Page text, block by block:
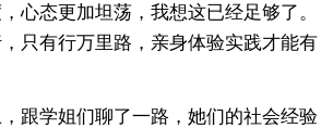
心态更加坦荡，我想这已经足够了。
只有行万里路，亲身体验实践才能有
跟学姐们聊了一路，她们的社会经验